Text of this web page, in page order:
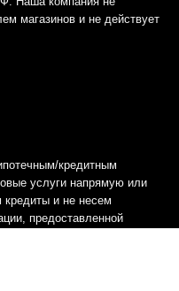
магазинов и не действует
кредитным
услуги напрямую или
и не несем
предоставленной